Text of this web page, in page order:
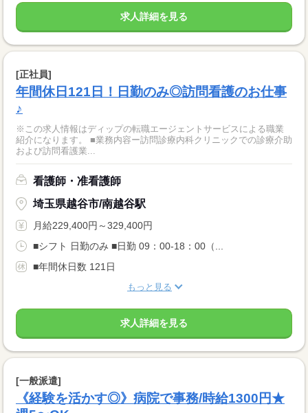
求人詳細を見る
[正社員]
年間休日121日！日勤のみ◎訪問看護のお仕事
♪
※この求人情報はディップの転職エージェントサービスによる職業
紹介になります。 ■業務内容ー訪問診療内科クリニックでの診療介助
および訪問看護業...
看護師・准看護師
埼玉県越谷市/南越谷駅
月給229,400円～329,400円
■シフト 日勤のみ ■日勤 09：00-18：00（...
■年間休日数 121日
もっと見る
求人詳細を見る
[一般派遣]
《経験を活かす◎》病院で事務/時給1300円★